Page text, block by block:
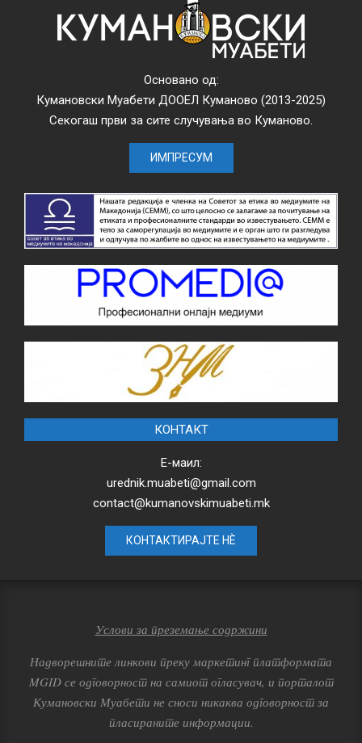
Основано од:
Кумановски Муабети ДООЕЛ Куманово (2013-2025)
Секогаш први за сите случувања во Куманово.
ИМПРЕСУМ
КОНТАКТ
Е-маил:
urednik.muabeti@gmail.com
contact@kumanovskimuabeti.mk
КОНТАКТИРАЈТЕ НЀ
Услови за преземање содржини
Надворешните линкови преку маркетинг платформата
MGID се одговорност на самиот огласувач, и порталот
Кумановски Муабети не сноси никаква одговорност за
пласираните информации.